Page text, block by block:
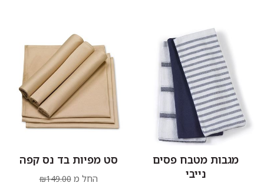
מגבות מטבח פסים
נייבי
סט מפיות בד נס קפה
החל מ ₪149.00